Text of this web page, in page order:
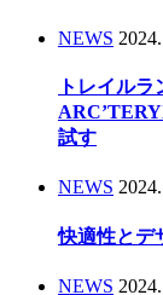
NEWS
トレイル
試す
NEWS
快適性とデ
NEWS